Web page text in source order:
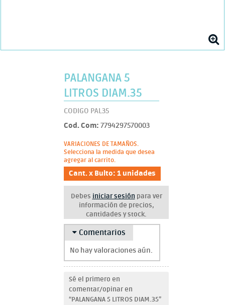
PALANGANA 5
LITROS DIAM.35
CODIGO PAL35
Cod. Com: 7794297570003
VARIACIONES DE TAMAÑOS.
Selecciona la medida que desea
agregar al carrito.
Cant. x Bulto: 1 unidades
Debes iniciar sesión para ver
información de precios,
cantidades y stock.
Comentarios
No hay valoraciones aún.
Sé el primero en
comentar/opinar en
“PALANGANA 5 LITROS DIAM.35”